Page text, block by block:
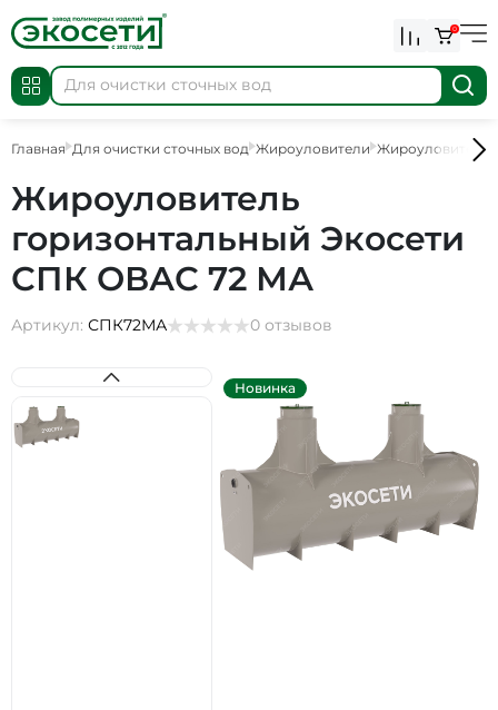
0
Главная Для очистки сточных вод Жироуловители
Жироуловитель
горизонтальный Экосети
СПК ОВАС 72 МА
Артикул: СПК72МА 0 отзывов
Новинка